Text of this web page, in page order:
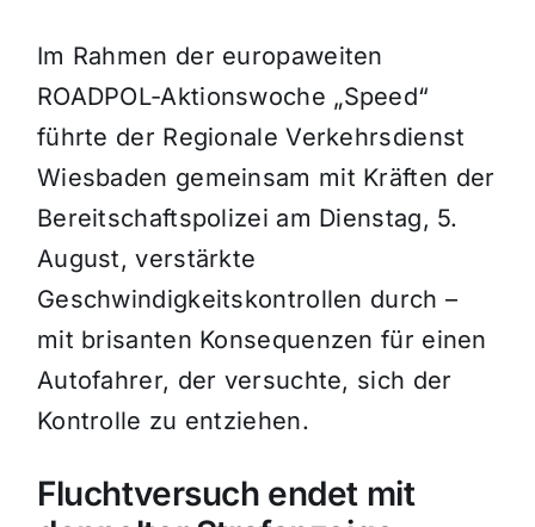
Im Rahmen der europaweiten
ROADPOL-Aktionswoche „Speed“
führte der Regionale Verkehrsdienst
Wiesbaden gemeinsam mit Kräften der
Bereitschaftspolizei am Dienstag, 5.
August, verstärkte
Geschwindigkeitskontrollen durch –
mit brisanten Konsequenzen für einen
Autofahrer, der versuchte, sich der
Kontrolle zu entziehen.
Fluchtversuch endet mit